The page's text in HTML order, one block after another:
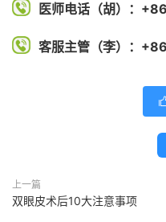
医师电话（胡）：
客服主管（李）：
上一篇
双眼皮术后10大注意事项